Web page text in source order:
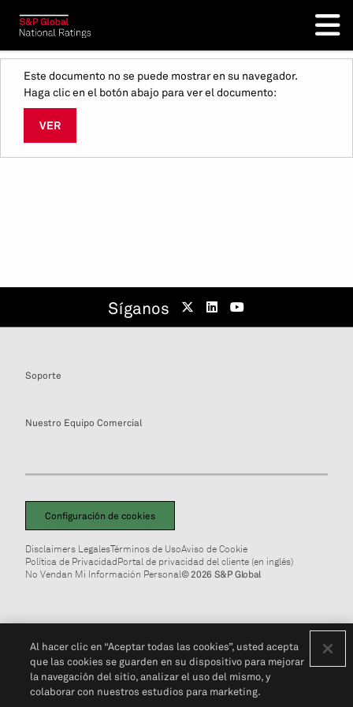
Este documento no se puede mostrar en su navegador.
Haga clic en el botón abajo para ver el documento:
VER
Síganos
Soporte
Nuestro Equipo Comercial
Configuración de cookies
Disclaimers LegalesTérminos de UsoAviso de Cookie
Política de PrivacidadPortal de privacidad del cliente (en inglés)
No Vendan Mi Información Personal© 2026 S&P Global
Al hacer clic en “Aceptar todas las cookies”, usted acepta
que las cookies se guarden en su dispositivo para mejorar
la navegación del sitio, analizar el uso del mismo, y
colaborar con nuestros estudios para marketing.